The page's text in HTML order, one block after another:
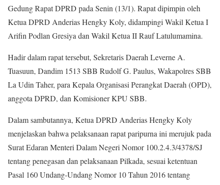
Gedung Rapat DPRD pada Senin (13/1). Rapat dipimpin oleh
Ketua DPRD Anderias Hengky Koly, didampingi Wakil Ketua I
Arifin Podlan Gresiya dan Wakil Ketua II Rauf Latulumamina.
Hadir dalam rapat tersebut, Sekretaris Daerah Leverne A.
Tuasuun, Dandim 1513 SBB Rudolf G. Paulus, Wakapolres SBB
La Udin Taher, para Kepala Organisasi Perangkat Daerah (OPD),
anggota DPRD, dan Komisioner KPU SBB.
Dalam sambutannya, Ketua DPRD Anderias Hengky Koly
menjelaskan bahwa pelaksanaan rapat paripurna ini merujuk pada
Surat Edaran Menteri Dalam Negeri Nomor 100.2.4.3/4378/SJ
tentang penegasan dan pelaksanaan Pilkada, sesuai ketentuan
Pasal 160 Undang-Undang Nomor 10 Tahun 2016 tentang